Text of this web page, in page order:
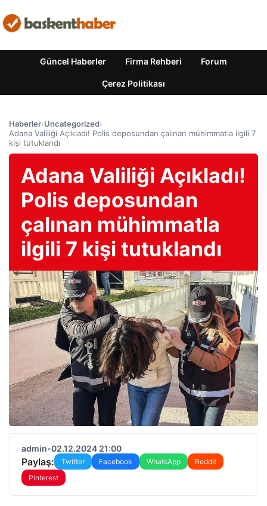
Güncel Haberler Firma Rehberi Forum
Çerez Politikası
Haberler›Uncategorized›
Adana Valiliği Açıkladı! Polis deposundan çalınan mühimmatla ilgili 7
kişi tutuklandı
Adana Valiliği Açıkladı!
Polis deposundan
çalınan mühimmatla
ilgili 7 kişi tutuklandı
admin•02.12.2024 21:00
Paylaş: Twitter Facebook WhatsApp
Reddit
Pinterest